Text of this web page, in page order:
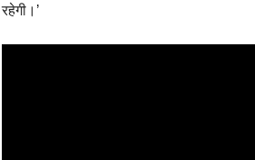
रहेगी।’